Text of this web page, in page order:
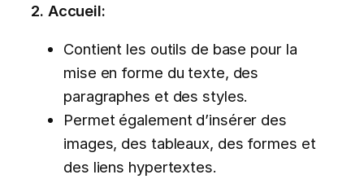
2. Accueil:
Contient les outils de base pour la
mise en forme du texte, des
paragraphes et des styles.
Permet également d’insérer des
images, des tableaux, des formes et
des liens hypertextes.